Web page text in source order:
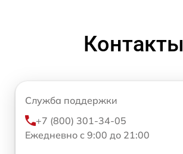
Контакты
Служба поддержки
+7 (800) 301-34-05
Ежедневно с 9:00 до 21:00